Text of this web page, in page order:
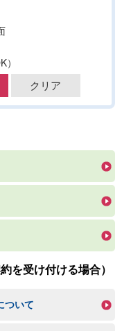
を受け付ける場合）
ついて